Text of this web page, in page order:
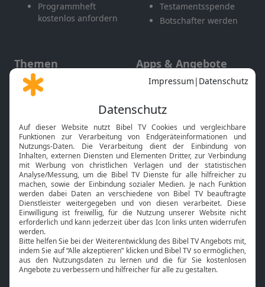
Programmheft
kostenlos anfordern
Testamentsspende
Botschafter werden
Themen
Gott und Bibel erklärt
Neuigkeiten
Apps & Angebote
Mobile App
Smart TV
HbbTV
Bibelthek Online-Bibel
Nächster Gottesdienst
Bibel TV
Über uns
Jobs
Service
Kontakt
TV-Empfang